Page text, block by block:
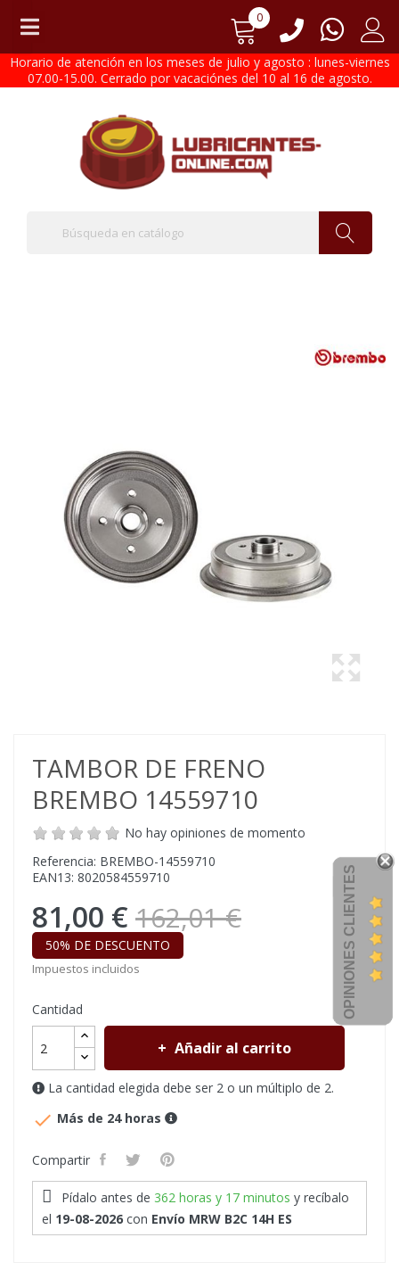
0
Horario de atención en los meses de julio y agosto : lunes-viernes
07.00-15.00. Cerrado por vacaciónes del 10 al 16 de agosto.
TAMBOR DE FRENO
BREMBO 14559710
No hay opiniones de momento
Referencia: BREMBO-14559710
EAN13: 8020584559710
81,00 € 162,01 €
50% DE DESCUENTO
Impuestos incluidos
Cantidad
Añadir al carrito
La cantidad elegida debe ser 2 o un múltiplo de 2.
 Más de 24 horas
Compartir
Pídalo antes de 362 horas y 17 minutos y recíbalo
el 19-08-2026 con Envío MRW B2C 14H ES
OPINIONES CLIENTES